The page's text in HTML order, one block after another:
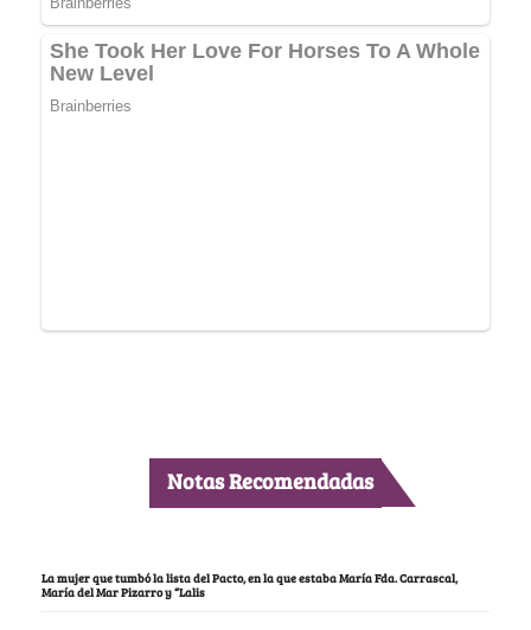
Notas Recomendadas
La mujer que tumbó la lista del Pacto, en la que estaba María Fda. Carrascal,
María del Mar Pizarro y “Lalis